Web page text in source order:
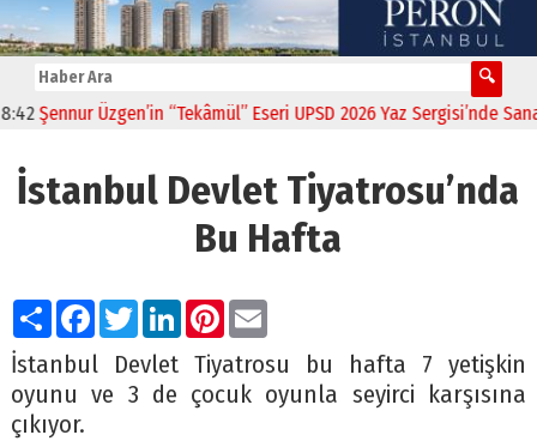
Üzgen’in “Tekâmül” Eseri UPSD 2026 Yaz Sergisi’nde
İstanbul Devlet Tiyatrosu’nda
Bu Hafta
PaylaşFacebook
TwitterLinkedIn
Pinterest
Email
İstanbul Devlet Tiyatrosu bu hafta 7 yetişkin
oyunu ve 3 de çocuk oyunla seyirci karşısına
çıkıyor.